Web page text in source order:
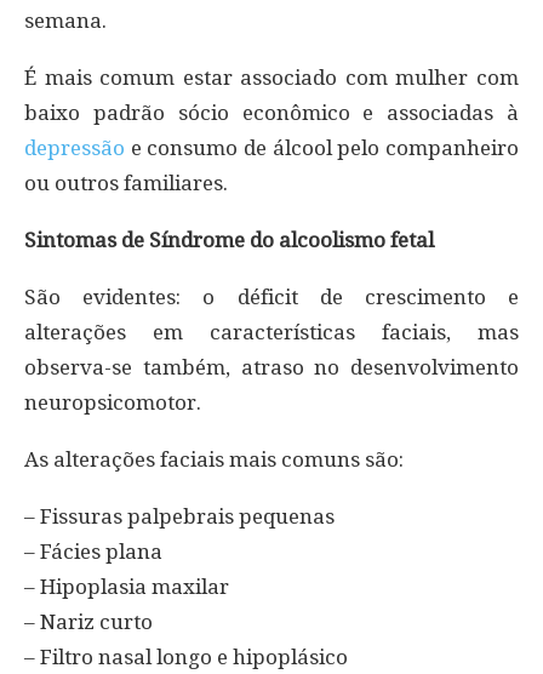
semana.
É mais comum estar associado com mulher com
baixo padrão sócio econômico e associadas à
depressão e consumo de álcool pelo companheiro
ou outros familiares.
Sintomas de Síndrome do alcoolismo fetal
São evidentes: o déficit de crescimento e
alterações em características faciais, mas
observa-se também, atraso no desenvolvimento
neuropsicomotor.
As alterações faciais mais comuns são:
– Fissuras palpebrais pequenas
– Fácies plana
– Hipoplasia maxilar
– Nariz curto
– Filtro nasal longo e hipoplásico